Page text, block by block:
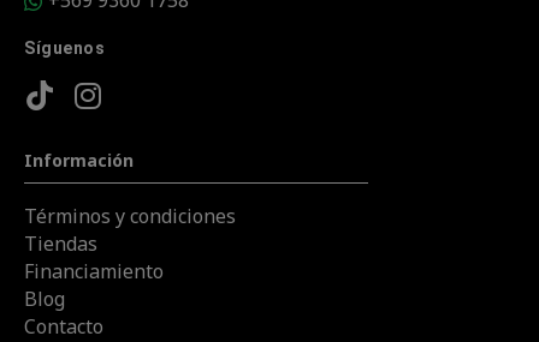
Síguenos
Información
Términos y condiciones
Tiendas
Financiamiento
Blog
Contacto